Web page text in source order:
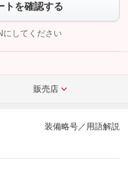
い合わせを
トを確認する
にしてください
販売店
装備略号／用語解説